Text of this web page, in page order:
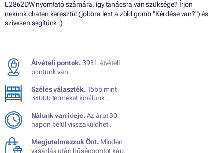
L2862DW nyomtató számára, így tanácsra van szüksége? Írjon
nekünk chaten keresztül (jobbra lent a zöld gomb "Kérdése van?") és
szívesen segítünk :)
Átvételi pontok.3981 átvételi
pontunk van.
Széles választék.Több mint
38000 terméket kínálunk.
Nálunk van ideje.Az árut 30
napon belül visszaküldheti.
Megjutalmazzuk Önt. Minden
vásárlás után hűségpontot kap.